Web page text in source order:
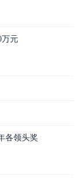
万元
各领头奖